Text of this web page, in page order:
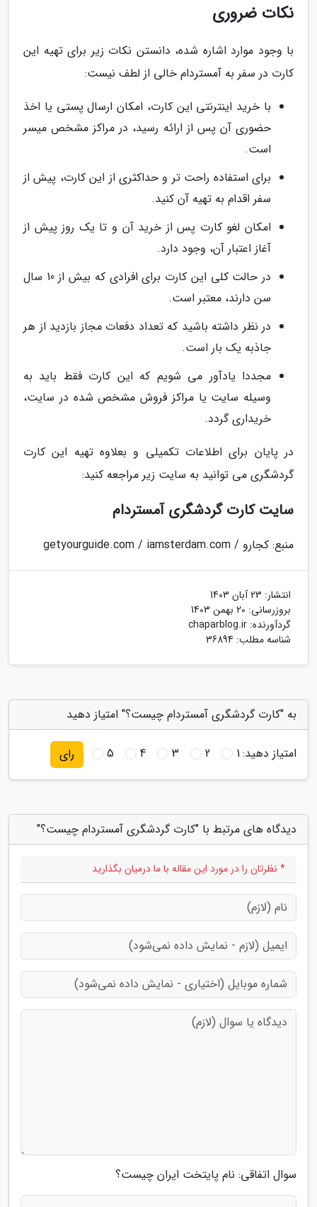
نکات ضروری
با وجود موارد اشاره شده، دانستن نکات زیر برای تهیه این
کارت در سفر به آمستردام خالی از لطف نیست:
با خرید اینترنتی این کارت، امکان ارسال پستی یا اخذ
حضوری آن پس از ارائه رسید، در مراکز مشخص میسر
است.
برای استفاده راحت تر و حداکثری از این کارت، پیش از
سفر اقدام به تهیه آن کنید.
امکان لغو کارت پس از خرید آن و تا یک روز پیش از
آغاز اعتبار آن، وجود دارد.
در حالت کلی این کارت برای افرادی که بیش از 10 سال
سن دارند، معتبر است.
در نظر داشته باشید که تعداد دفعات مجاز بازدید از هر
جاذبه یک بار است.
مجددا یادآور می شویم که این کارت فقط باید به
وسیله سایت یا مراکز فروش مشخص شده در سایت،
خریداری گردد.
در پایان برای اطلاعات تکمیلی و بعلاوه تهیه این کارت
گردشگری می توانید به سایت زیر مراجعه کنید:
سایت کارت گردشگری آمستردام
منبع: کجارو / getyourguide.com / iamsterdam.com
انتشار: 23 آبان 1403
بروزرسانی: 20 بهمن 1403
گردآورنده: chaparblog.ir
شناسه مطلب: 36894
به "کارت گردشگری آمستردام چیست؟" امتیاز دهید
امتیاز دهید:1
2
3
4
5 رای
دیدگاه های مرتبط با "کارت گردشگری آمستردام چیست؟"
* نظرتان را در مورد این مقاله با ما درمیان بگذارید
سوال اتفاقی: نام پایتخت ایران چیست؟